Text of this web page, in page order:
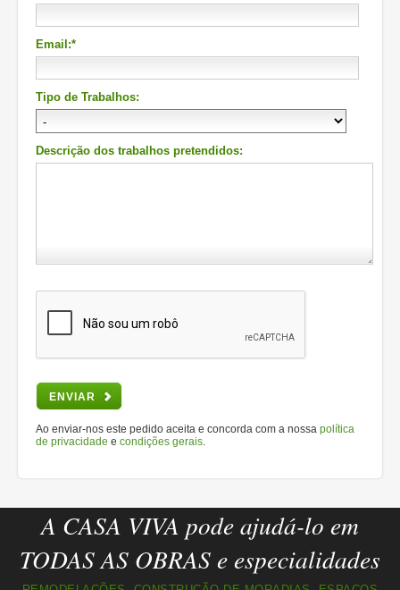
Email:*
Tipo de Trabalhos:
Descrição dos trabalhos pretendidos:
ENVIAR
Ao enviar-nos este pedido aceita e concorda com a nossa política
de privacidade e condições gerais
A CASA VIVA pode ajudá-lo em
TODAS AS OBRAS e especialidades